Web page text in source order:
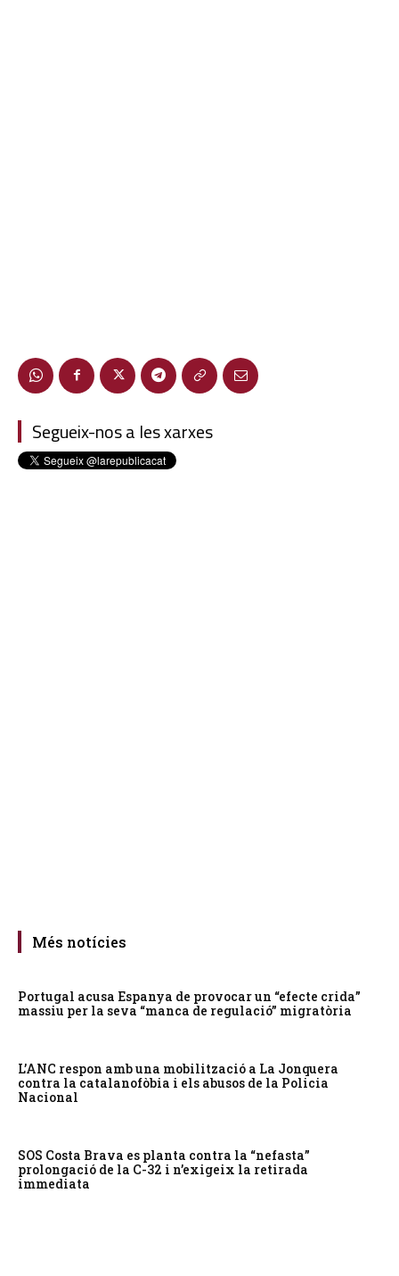
Segueix-nos a les xarxes
Més notícies
Portugal acusa Espanya de provocar un “efecte crida”
massiu per la seva “manca de regulació” migratòria
L’ANC respon amb una mobilització a La Jonquera
contra la catalanofòbia i els abusos de la Policia
Nacional
SOS Costa Brava es planta contra la “nefasta”
prolongació de la C-32 i n’exigeix la retirada
immediata